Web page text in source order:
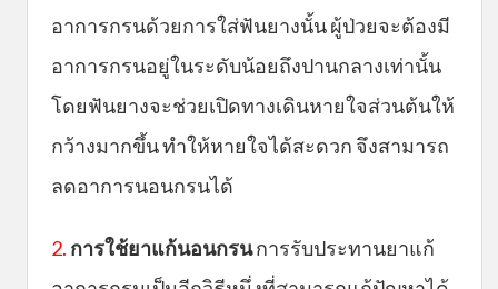
อาการกรนด้วยการใส่ฟันยางนั้น ผู้ป่วยจะต้องมี
อาการกรนอยู่ในระดับน้อยถึงปานกลางเท่านั้น
โดยฟันยางจะช่วยเปิดทางเดินหายใจส่วนต้นให้
กว้างมากขึ้น ทำให้หายใจได้สะดวก จึงสามารถ
ลดอาการนอนกรนได้
2. การใช้ยาแก้นอนกรนการรับประทานยาแก้